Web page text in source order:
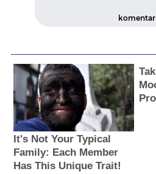
komentar